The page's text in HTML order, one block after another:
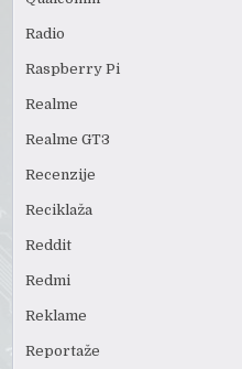
Radio
Raspberry Pi
Realme
Realme GT3
Recenzije
Reciklaža
Reddit
Redmi
Reklame
Reportaže